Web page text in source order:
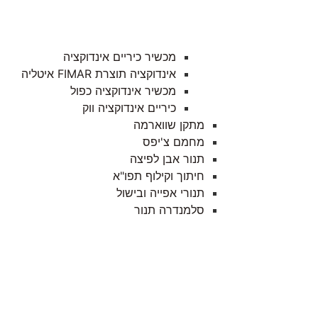
מכשיר כיריים אינדוקציה
אינדוקציה תוצרת FIMAR איטליה
מכשיר אינדוקציה כפול
כיריים אינדוקציה ווק
מתקן שווארמה
מחמם צ'יפס
תנור אבן לפיצה
חיתוך וקילוף תפו"א
תנורי אפייה ובישול
סלמנדרה תנור